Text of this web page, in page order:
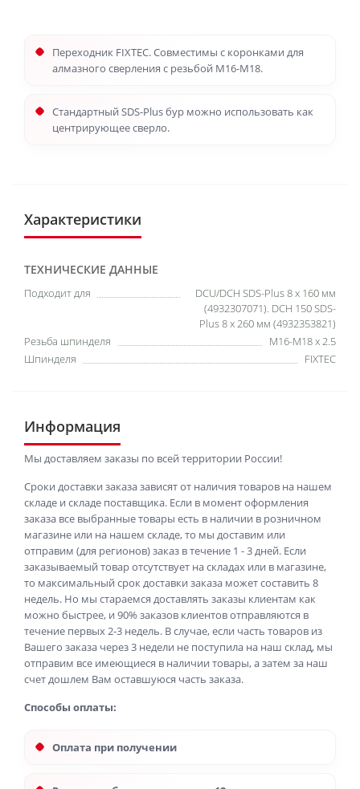
Переходник FIXTEC. Совместимы с коронками для
алмазного сверления с резьбой М16-М18.
Стандартный SDS-Plus бур можно использовать как
центрирующее сверло.
Характеристики
ТЕХНИЧЕСКИЕ ДАННЫЕ
Подходит для
DCU/DCH SDS-Plus 8 х 160 мм
(4932307071). DCH 150 SDS-
Plus 8 х 260 мм (4932353821)
Резьба шпинделя
M16-M18 x 2.5
Шпинделя
FIXTEC
Информация
Мы доставляем заказы по всей территории России!
Сроки доставки заказа зависят от наличия товаров на нашем
складе и складе поставщика. Если в момент оформления
заказа все выбранные товары есть в наличии в розничном
магазине или на нашем складе, то мы доставим или
отправим (для регионов) заказ в течение 1 - 3 дней. Если
заказываемый товар отсутствует на складах или в магазине,
то максимальный срок доставки заказа может составить 8
недель. Но мы стараемся доставлять заказы клиентам как
можно быстрее, и 90% заказов клиентов отправляются в
течение первых 2-3 недель. В случае, если часть товаров из
Вашего заказа через 3 недели не поступила на наш склад, мы
отправим все имеющиеся в наличии товары, а затем за наш
счет дошлем Вам оставшуюся часть заказа.
Способы оплаты:
Оплата при получении